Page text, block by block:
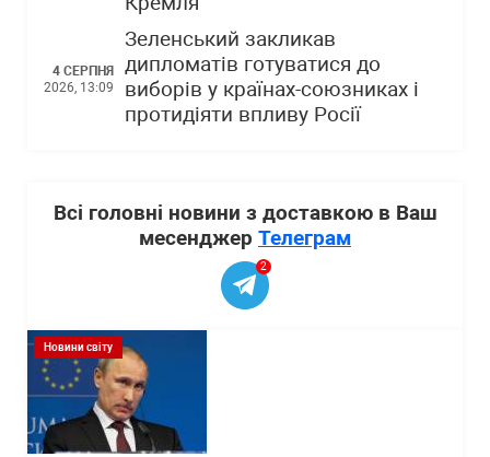
4 СЕРПНЯ
2026, 13:09
Зеленський закликав
дипломатів готуватися до
виборів у країнах-союзниках і
протидіяти впливу Росії
Всі головні новини з доставкою в Ваш
месенджер Телеграм
2
Новини світу